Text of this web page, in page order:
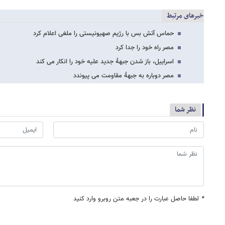
خبرهای مرتبط
حماس آتش بس با رژیم صهیونیستی را ملغی اعلام کرد
مصر راه خود را جدا کرد
اسراییل، باز شدن جبهۀ جدید علیه خود را انکار می کند
مصر دوباره به جبهۀ مقاومت می پیوندد
نظر شما
* لطفا حاصل عبارت را در جعبه متن روبرو وارد کنید